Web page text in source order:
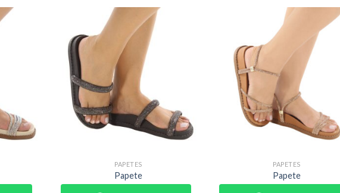
PAPETES
Papete
PAPETES
Papete